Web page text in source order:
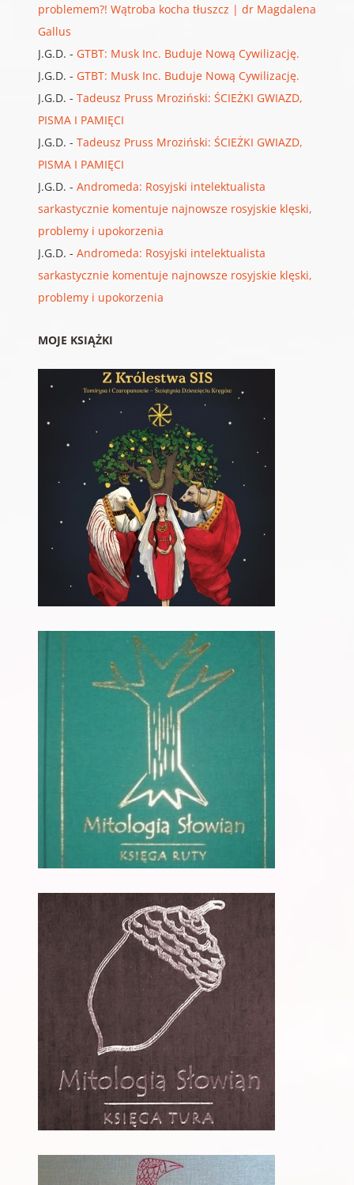
problemem?! Wątroba kocha tłuszcz | dr Magdalena
Gallus
J.G.D. - GTBT: Musk Inc. Buduje Nową Cywilizację.
J.G.D. - GTBT: Musk Inc. Buduje Nową Cywilizację.
J.G.D. - Tadeusz Pruss Mroziński: ŚCIEŻKI GWIAZD,
PISMA I PAMIĘCI
J.G.D. - Tadeusz Pruss Mroziński: ŚCIEŻKI GWIAZD,
PISMA I PAMIĘCI
J.G.D. - Andromeda: Rosyjski intelektualista
sarkastycznie komentuje najnowsze rosyjskie klęski,
problemy i upokorzenia
J.G.D. - Andromeda: Rosyjski intelektualista
sarkastycznie komentuje najnowsze rosyjskie klęski,
problemy i upokorzenia
MOJE KSIĄŻKI